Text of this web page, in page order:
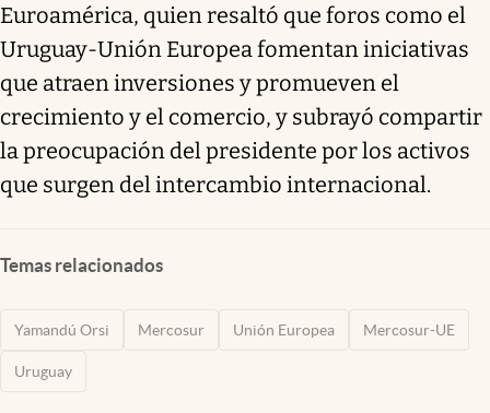
Euroamérica, quien resaltó que foros como el
Uruguay-Unión Europea fomentan iniciativas
que atraen inversiones y promueven el
crecimiento y el comercio, y subrayó compartir
la preocupación del presidente por los activos
que surgen del intercambio internacional.
Temas relacionados
Yamandú Orsi Mercosur Unión Europea Mercosur-UE
Uruguay